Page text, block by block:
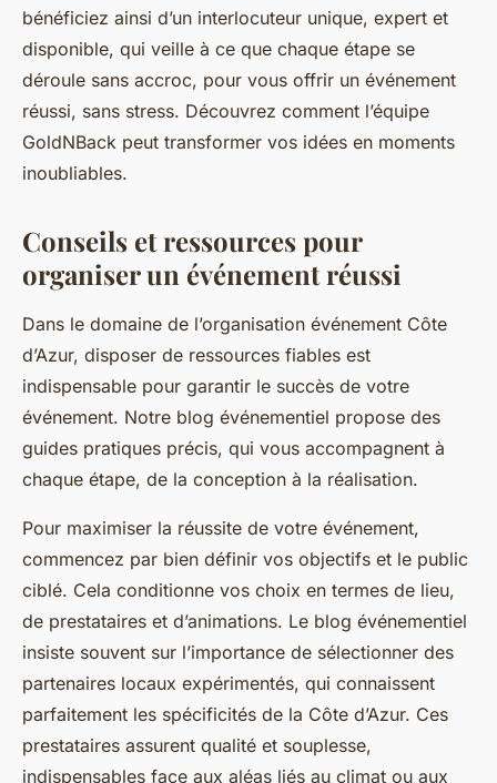
bénéficiez ainsi d’un interlocuteur unique, expert et
disponible, qui veille à ce que chaque étape se
déroule sans accroc, pour vous offrir un événement
réussi, sans stress. Découvrez comment l’équipe
GoldNBack peut transformer vos idées en moments
inoubliables.
Conseils et ressources pour
organiser un événement réussi
Dans le domaine de l’organisation événement Côte
d’Azur, disposer de ressources fiables est
indispensable pour garantir le succès de votre
événement. Notre blog événementiel propose des
guides pratiques précis, qui vous accompagnent à
chaque étape, de la conception à la réalisation.
Pour maximiser la réussite de votre événement,
commencez par bien définir vos objectifs et le public
ciblé. Cela conditionne vos choix en termes de lieu,
de prestataires et d’animations. Le blog événementiel
insiste souvent sur l’importance de sélectionner des
partenaires locaux expérimentés, qui connaissent
parfaitement les spécificités de la Côte d’Azur. Ces
prestataires assurent qualité et souplesse,
indispensables face aux aléas liés au climat ou aux